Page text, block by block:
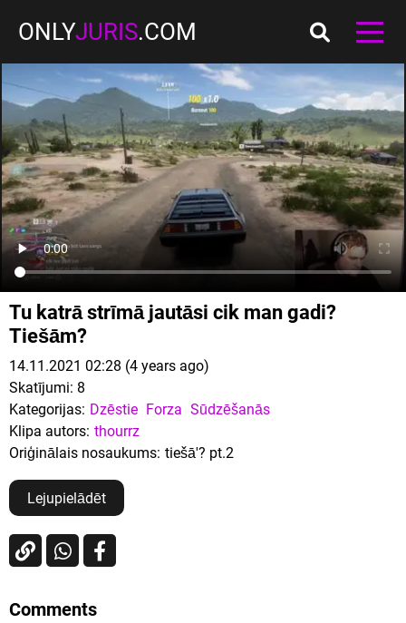
ONLYJURIS.COM
Tu katrā strīmā jautāsi cik man gadi?
Tiešām?
14.11.2021 02:28 (4 years ago)
Skatījumi: 8
Kategorijas: Dzēstie Forza Sūdzēšanās
Klipa autors: thourrz
Oriģinālais nosaukums: tiešā'? pt.2
Lejupielādēt
Comments